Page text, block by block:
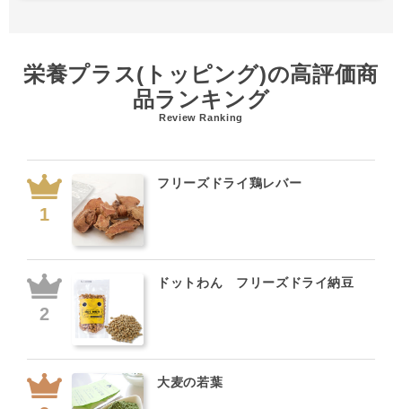
栄養プラス(トッピング)の高評価商
品ランキング
Review Ranking
フリーズドライ鶏レバー
ドットわん フリーズドライ納豆
大麦の若葉